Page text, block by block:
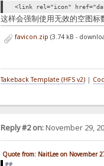
<link rel="icon"
这样会强制使用无效的空图标
favicon.zip (3.74 kB -
Takeback Template (HFS v2)|
Reply #2 on:November 29,
Quote from: NaitLee on November